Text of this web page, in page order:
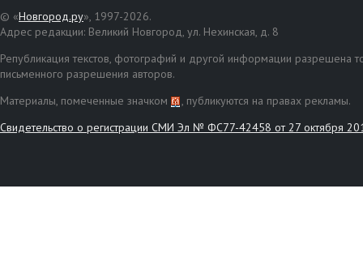
© «Новгород.ру», 1997-2026.
Адрес редакции: Великий Новгород, ул. Нехинская, д. 8
Републикация текстов, фотографий и другой информации разрешена
письменного разрешения авторов.
Материалы, помеченные значком
, публикуются на правах рекламы.
Свидетельство о регистрации СМИ Эл № ФС77-42458 от 27 октября